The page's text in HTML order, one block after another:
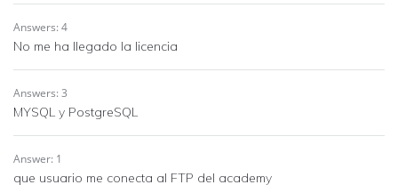
Answers: 4
No me ha llegado la licencia
Answers: 3
MYSQL y PostgreSQL
Answer: 1
que usuario me conecta al FTP del academy